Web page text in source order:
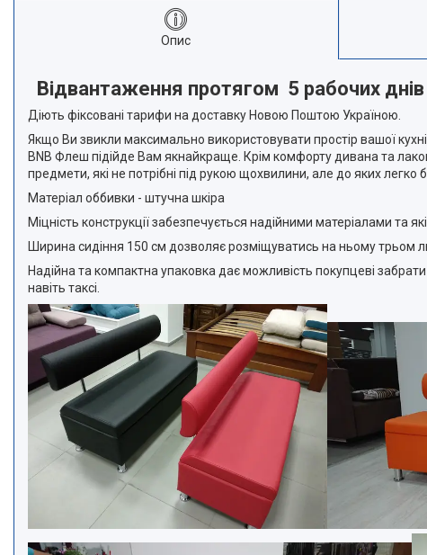
Опис
Відвантаження протягом 5 рабочих днів
Діють фіксовані тарифи на доставку Новою Поштою Україною.
Якщо Ви звикли максимально використовувати простір вашої
BNB Флеш підійде Вам якнайкраще. Крім комфорту дивана та
предмети, які не потрібні під рукою щохвилини, але до яких
Матеріал оббивки - штучна шкіра
Міцність конструкції забезпечується надійними матеріалами та
Ширина сидіння 150 см дозволяє розміщуватись на ньому трьом
Надійна та компактна упаковка дає можливість покупцеві
навіть таксі.